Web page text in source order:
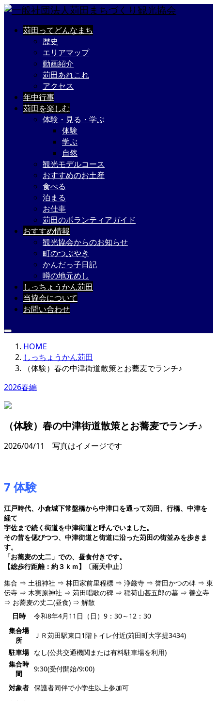
苅田ってどんなまち
歴史
エリアマップ
動画紹介
苅田あれこれ
アクセス
年中行事
苅田を楽しむ
体験・見る・学ぶ
体験
学ぶ
自然
観光モデルコース
おすすめのお土産
食べる
泊まる
お仕事
苅田のボランティアガイド
おすすめ情報
観光協会からのお知らせ
町のつぶやき
かんだっ子日記
噂の地元めし
しっちょうかん苅田
当協会について
お問い合わせ
HOME
しっちょうかん苅田
（体験）春の中津街道散策とお蕎麦でランチ♪
2026春編
（体験）春の中津街道散策とお蕎麦でランチ♪
2026/04/11 写真はイメージです
7 体験
江戸時代、小倉城下常盤橋から中津口を通って苅田、行橋、中津を
経て
宇佐まで続く街道を中津街道と呼んでいました。
その昔を偲びつつ、 中津街道と街道に沿った苅田の街並みを歩きま
す。
「お蕎麦の丈二」での、 昼食付きです。
【総歩行距離：約３ｋｍ】〔雨天中止〕
集合 ⇒ 土祖神社 ⇒ 林田家前里程標 ⇒ 浄厳寺 ⇒ 誉田かつの碑 ⇒ 東
伝寺 ⇒ 木実原神社 ⇒ 苅田唱歌の碑 ⇒ 稲荷山甚五郎の墓 ⇒ 善立寺
⇒ お蕎麦の丈二(昼食) ⇒ 解散
日時
令和8年4月11日（日）9：30～12：30
集合場
所
ＪＲ苅田駅東口1階トイレ付近(苅田町大字提3434)
駐車場
なし(公共交通機関または有料駐車場を利用)
集合時
間
9:30(受付開始/9:00)
対象者 保護者同伴で小学生以上参加可